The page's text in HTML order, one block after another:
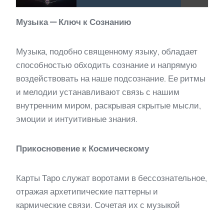
Музыка — Ключ к Сознанию
Музыка, подобно священному языку, обладает
способностью обходить сознание и напрямую
воздействовать на наше подсознание. Ее ритмы
и мелодии устанавливают связь с нашим
внутренним миром, раскрывая скрытые мысли,
эмоции и интуитивные знания.
Прикосновение к Космическому
Карты Таро служат воротами в бессознательное,
отражая архетипические паттерны и
кармические связи. Сочетая их с музыкой